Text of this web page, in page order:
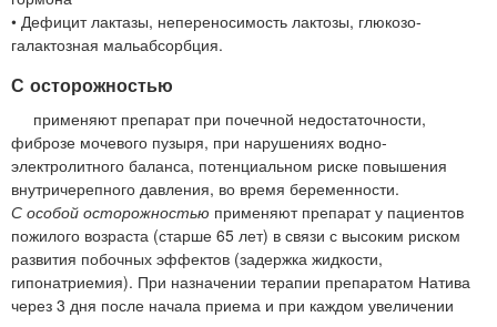
• Дефицит лактазы, непереносимость лактозы, глюкозо-
галактозная мальабсорбция.
С осторожностью
применяют препарат при почечной недостаточности,
фиброзе мочевого пузыря, при нарушениях водно-
электролитного баланса, потенциальном риске повышения
внутричерепного давления, во время беременности.
С особой осторожностью применяют препарат у пациентов
пожилого возраста (старше 65 лет) в связи с высоким риском
развития побочных эффектов (задержка жидкости,
гипонатриемия). При назначении терапии препаратом Натива
через 3 дня после начала приема и при каждом увеличении